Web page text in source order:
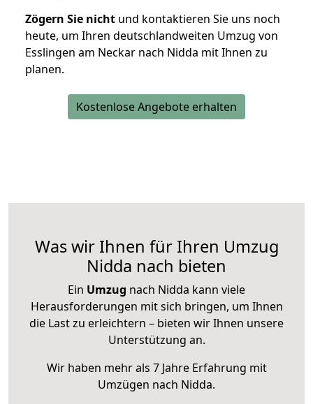
Zögern Sie nicht und kontaktieren Sie uns noch
heute, um Ihren deutschlandweiten Umzug von
Esslingen am Neckar nach Nidda mit Ihnen zu
planen.
Kostenlose Angebote erhalten
Was wir Ihnen für Ihren Umzug
Nidda nach bieten
Ein Umzug nach Nidda kann viele
Herausforderungen mit sich bringen, um Ihnen
die Last zu erleichtern – bieten wir Ihnen unsere
Unterstützung an.
Wir haben mehr als 7 Jahre Erfahrung mit
Umzügen nach Nidda.